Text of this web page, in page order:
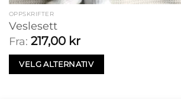
OPPSKRIFTER
Veslesett
Fra: 217,00 kr
VELG ALTERNATIV